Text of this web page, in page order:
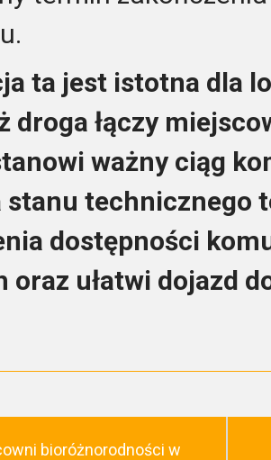
ta jest istotna dla
droga łączy
ważny ciąg
stanu technicznego
dostępności
oraz ułatwi dojazd
bioróżnorodności w